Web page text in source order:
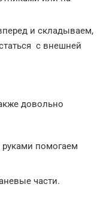
и складываем,
с внешней
довольно
помогаем
части.